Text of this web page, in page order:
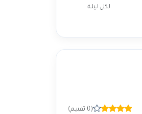
لكل ليلة
(0 تقييم)